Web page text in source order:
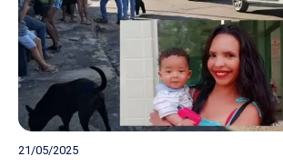
21/05/2025